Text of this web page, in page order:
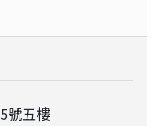
號五樓